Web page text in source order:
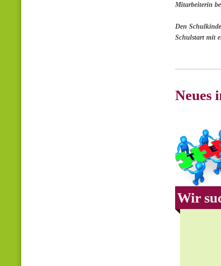
Mitarbeiterin
Den
Schulstart mit
Neues
Wir